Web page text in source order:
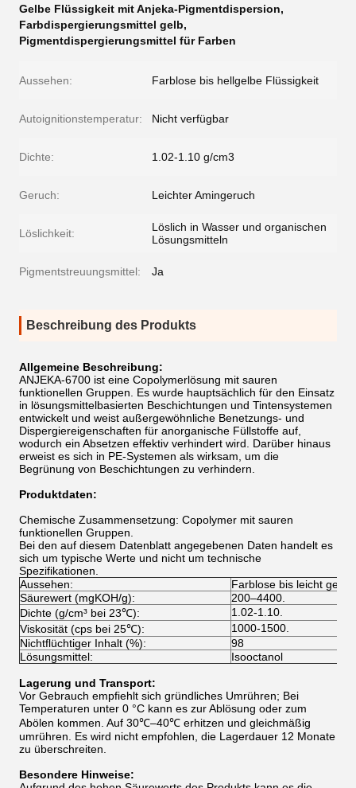
Gelbe Flüssigkeit mit Anjeka-Pigmentdispersion,
Farbdispergierungsmittel gelb,
Pigmentdispergierungsmittel für Farben
Aussehen: Farblose bis hellgelbe Flüssigkeit
Autoignitionstemperatur: Nicht verfügbar
Dichte: 1.02-1.10 g/cm3
Geruch: Leichter Amingeruch
Löslichkeit:
Löslich in Wasser und organischen
Lösungsmitteln
Pigmentstreuungsmittel: Ja
Beschreibung des Produkts
Allgemeine Beschreibung:
ANJEKA-6700 ist eine Copolymerlösung mit sauren
funktionellen Gruppen. Es wurde hauptsächlich für den Einsatz
in lösungsmittelbasierten Beschichtungen und Tintensystemen
entwickelt und weist außergewöhnliche Benetzungs- und
Dispergiereigenschaften für anorganische Füllstoffe auf,
wodurch ein Absetzen effektiv verhindert wird. Darüber hinaus
erweist es sich in PE-Systemen als wirksam, um die
Begrünung von Beschichtungen zu verhindern.
Produktdaten:
Chemische Zusammensetzung: Copolymer mit sauren
funktionellen Gruppen.
Bei den auf diesem Datenblatt angegebenen Daten handelt es
sich um typische Werte und nicht um technische
Spezifikationen.
Aussehen:
Farblose bis leicht
Säurewert (mgKOH/g):
200–4400.
Dichte (g/cm³ bei 23℃):
1.02-1.10.
Viskosität (cps bei 25℃):
1000-1500.
Nichtflüchtiger Inhalt (%):
98
Lösungsmittel:
Isooctanol
Lagerung und Transport:
Vor Gebrauch empfiehlt sich gründliches Umrühren; Bei
Temperaturen unter 0 °C kann es zur Ablösung oder zum
Abölen kommen. Auf 30℃–40℃ erhitzen und gleichmäßig
umrühren. Es wird nicht empfohlen, die Lagerdauer 12 Monate
zu überschreiten.
Besondere Hinweise: